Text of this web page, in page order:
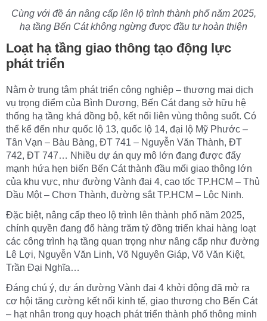
Cùng với đề án nâng cấp lên lộ trình thành phố năm 2025,
hạ tầng Bến Cát không ngừng được đầu tưhoàn thiện
Loạt hạ tầng giao thông tạo động lực
phát triển
Nằm ở trung tâm phát triển công nghiệp – thương mại dịch
vụ trọng điểm của Bình Dương, Bến Cát đang sở hữu hệ
thống hạ tầng khá đồng bộ, kết nối liên vùng thông suốt. Có
thể kể đến như quốc lộ 13, quốc lộ 14, đại lộ Mỹ Phước –
Tân Vạn – Bàu Bàng, ĐT 741 – Nguyễn Văn Thành, ĐT
742, ĐT 747… Nhiều dự án quy mô lớn đang được đẩy
mạnh hứa hẹn biến Bến Cát thành đầu mối giao thông lớn
của khu vực, như đường Vành đai 4, cao tốc TP.HCM – Thủ
Dầu Một – Chơn Thành, đường sắt TP.HCM – Lộc Ninh.
Đặc biệt, nâng cấp theo lộ trình lên thành phố năm 2025,
chính quyền đang đổ hàng trăm tỷ đồng triển khai hàng loạt
các công trình hạ tầng quan trọng như nâng cấp như đường
Lê Lợi, Nguyễn Văn Linh, Võ Nguyên Giáp, Võ Văn Kiệt,
Trần Đại Nghĩa…
Đáng chú ý, dự án đường Vành đai 4 khởi động đã mở ra
cơ hội tăng cường kết nối kinh tế, giao thương cho Bến Cát
– hạt nhân trong quy hoạch phát triển thành phố thông minh